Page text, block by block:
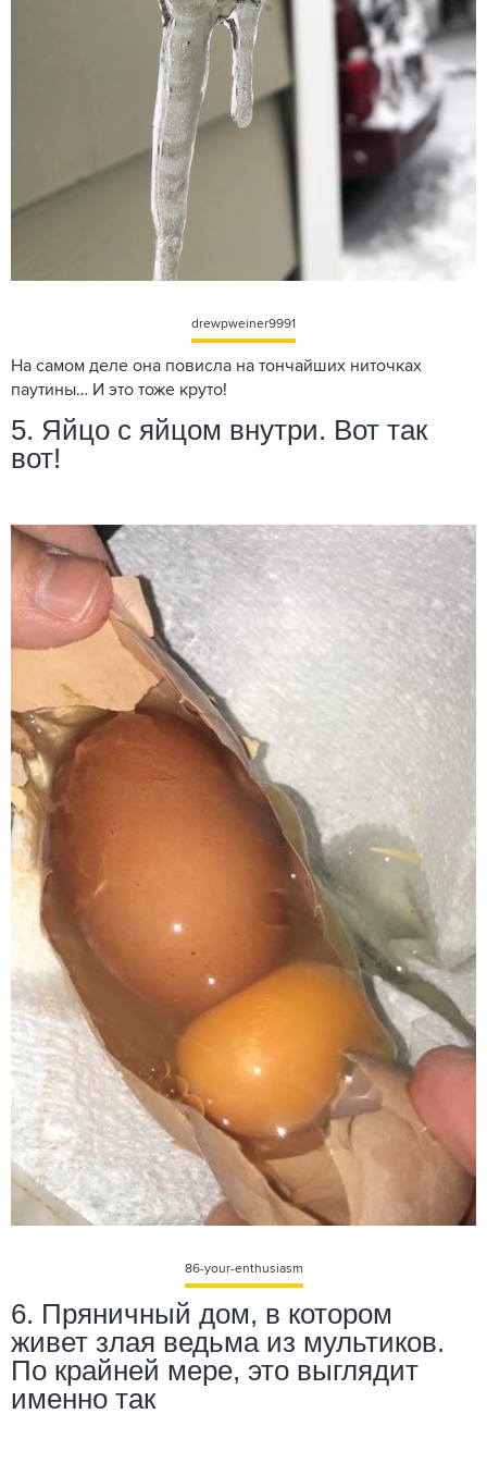
drewpweiner9991
На самом деле она повисла на тончайших ниточках
паутины… И это тоже круто!
5. Яйцо с яйцом внутри. Вот так
вот!
86-your-enthusiasm
6. Пряничный дом, в котором
живет злая ведьма из мультиков.
По крайней мере, это выглядит
именно так